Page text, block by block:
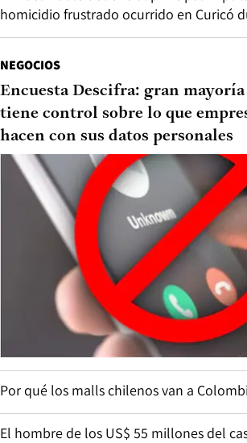
homicidio frustrado ocurrido en Curicó
NEGOCIOS
Encuesta Descifra: gran
tiene control sobre lo que
hacen con sus datos personales
Por qué los malls chilenos van a
El hombre de los US$ 55 millones del